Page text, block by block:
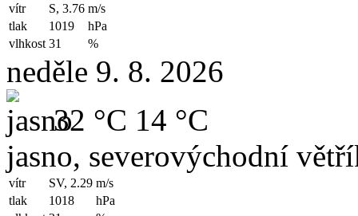
vítr S, 3.76 m/s
tlak
1019
hPa
vlhkost 31 %
neděle 9. 8. 2026
32 °C 14 °C
jasno, severovýchodní
vítr SV, 2.29 m/s
tlak
1018
hPa